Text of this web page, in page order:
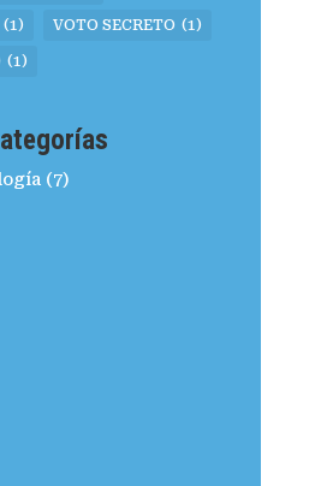
(1) VOTO SECRETO (1)
(1)
(7)